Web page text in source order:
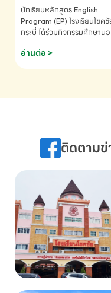
ระดับประถมศึกษา (EP.1-
6)
นักเรียนหลักสูตร English
Program (EP) โรงเรียนโชคชั
กระบี่ ได้ร่วมกิจกรรมศึกษาน
ชมภาพยนตร์ Toy Story 5
(Soundtrack)เพื่อเสริมทักษะ
ภาษา ผ่านประสบการณ์การเรี
075-691910
อ่านต่อ >
ติดตามข่